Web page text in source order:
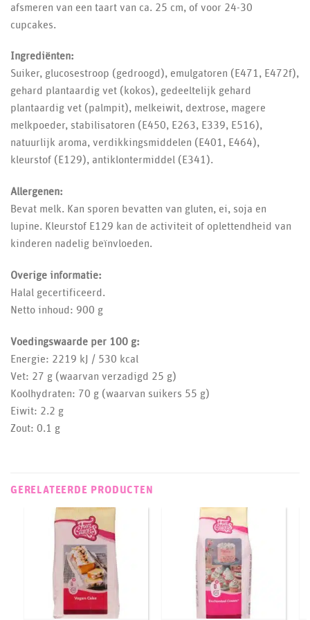
afsmeren van een taart van ca. 25 cm, of voor 24-30
cupcakes.
Ingrediënten:
Suiker, glucosestroop (gedroogd), emulgatoren (E471, E472f),
gehard plantaardig vet (kokos), gedeeltelijk gehard
plantaardig vet (palmpit), melkeiwit, dextrose, magere
melkpoeder, stabilisatoren (E450, E263, E339, E516),
natuurlijk aroma, verdikkingsmiddelen (E401, E464),
kleurstof (E129), antiklontermiddel (E341).
Allergenen:
Bevat melk. Kan sporen bevatten van gluten, ei, soja en
lupine. Kleurstof E129 kan de activiteit of oplettendheid van
kinderen nadelig beïnvloeden.
Overige informatie:
Halal gecertificeerd.
Netto inhoud: 900 g
Voedingswaarde per 100 g:
Energie: 2219 kJ / 530 kcal
Vet: 27 g (waarvan verzadigd 25 g)
Koolhydraten: 70 g (waarvan suikers 55 g)
Eiwit: 2.2 g
Zout: 0.1 g
GERELATEERDE PRODUCTEN